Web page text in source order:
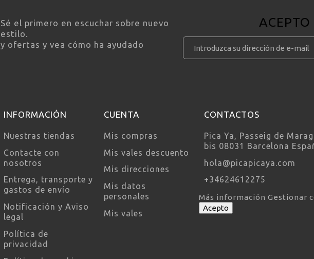
Sé el primero en escuchar sobre nuevo
estilo.
y ofertas y vea cómo ha ayudado
INFORMACIÓN
Nuestras tiendas
Contacte con
nosotros
Entrega, transporte y
gastos de envío
Notificación y Aviso
legal
Política de
privacidad
CUENTA
Mis compras
Mis vales descuento
Mis direcciones
Mis datos
personales
Mis vales
CONTACTOS
Pica Ya, Passeig de
bis 08031 Barcelona
hola@picapicaya.com
+34624612275
Más información Gestionar
Acepto